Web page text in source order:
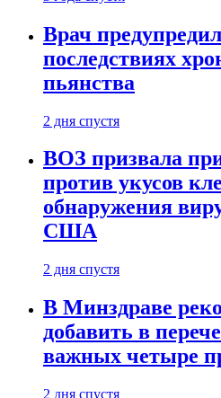
Врач
последствиях
пьянства
2 дня спустя
ВОЗ призвала
против укусов
обнаружения
США
2 дня спустя
В Минздраве
добавить в
важных четыре
2 дня спустя